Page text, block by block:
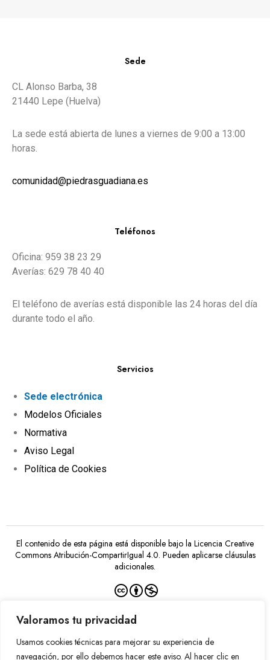
Valoramos tu privacidad
Usamos cookies técnicas para mejorar su experiencia de
navegación, por ello debemos hacer este aviso. Al hacer clic en
Sede
CL Alonso Barba, 38
21440 Lepe (Huelva)
La sede está abierta de lunes a viernes de 9:00 a 13:00
horas.
comunidad@piedrasguadiana.es
Teléfonos
Oficina: 959 38 23 29
Averías: 629 78 40 40
El teléfono de averías está disponible las 24 horas del día
durante todo el año.
Servicios
Sede electrónica
Modelos Oficiales
Normativa
Aviso Legal
Política de Cookies
El contenido de esta página está disponible bajo la Licencia Creative
Commons Atribución-CompartirIgual 4.0. Pueden aplicarse cláusulas
adicionales.
Financiado por la Unión Europea –
NextGenerationEU